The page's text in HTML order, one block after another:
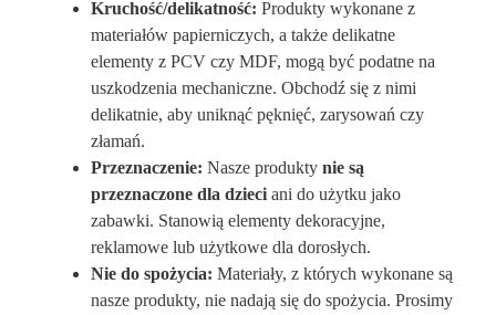
Kruchość/delikatność: Produkty wykonane z
materiałów papierniczych, a także delikatne
elementy z PCV czy MDF, mogą być podatne na
uszkodzenia mechaniczne. Obchodź się z nimi
delikatnie, aby uniknąć pęknięć, zarysowań czy
złamań.
Przeznaczenie: Nasze produkty nie są
przeznaczone dla dzieci ani do użytku jako
zabawki. Stanowią elementy dekoracyjne,
reklamowe lub użytkowe dla dorosłych.
Nie do spożycia: Materiały, z których wykonane są
nasze produkty, nie nadają się do spożycia. Prosimy